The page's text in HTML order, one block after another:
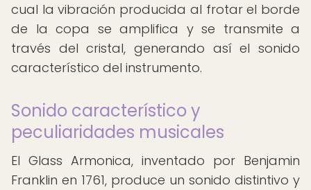
cual la vibración producida al frotar el borde
de la copa se amplifica y se transmite a
través del cristal, generando así el sonido
característico del instrumento.
Sonido característico y
peculiaridades musicales
El Glass Armonica, inventado por Benjamin
Franklin en 1761, produce un sonido distintivo y